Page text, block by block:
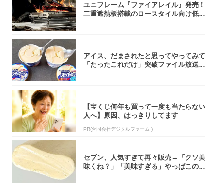
ユニフレーム『ファイアレイル』発売！
二重遮熱板搭載のロースタイル向け低型
アイス、だまされたと思ってやってみて
「たったこれだけ」突破ファイル放送で
【宝くじ何年も買って一度も当たらない
人へ】原因、はっきりしてます
PR(合同会社デジタルファーム )
セブン、人気すぎて再々販売→「クソ美
味くね？」「美味すぎる」やっぱこのク